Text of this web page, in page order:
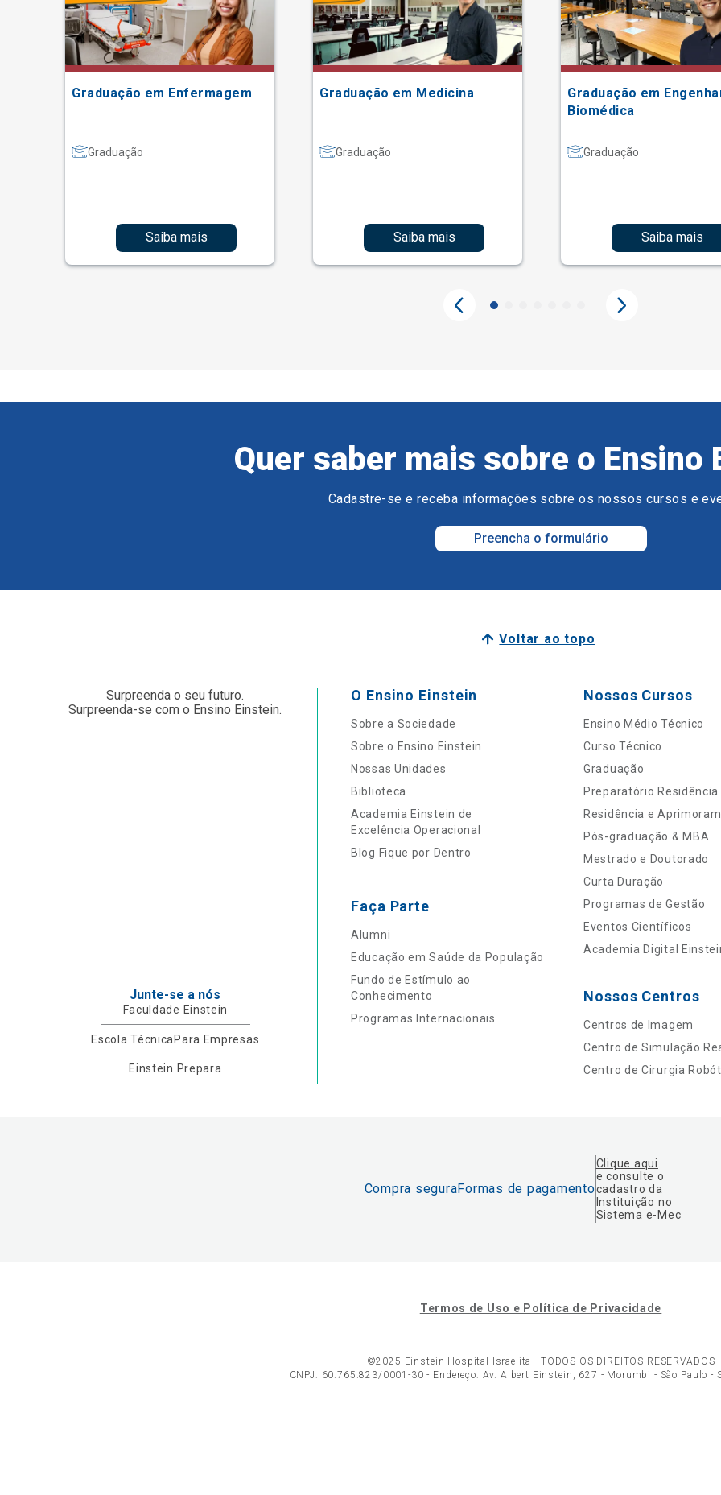
Graduação em Enfermagem
Graduação
Saiba mais
Graduação em Medicina
Graduação
Saiba mais
Graduação em
Biomédica
Graduação
Saiba mais
Quer saber mais sobre o Ensino
Cadastre-se e receba informações sobre os nossos cursos e
Preencha o formulário
Voltar ao topo
Surpreenda o seu futuro.
Surpreenda-se com o Ensino Einstein.
Junte-se a nós
Faculdade Einstein
Escola TécnicaPara Empresas
Einstein Prepara
O Ensino Einstein
Sobre a Sociedade
Sobre o Ensino Einstein
Nossas Unidades
Biblioteca
Academia Einstein de
Excelência Operacional
Blog Fique por Dentro
Faça Parte
Alumni
Educação em Saúde da População
Fundo de Estímulo ao
Conhecimento
Programas Internacionais
Nossos Cursos
Ensino Médio Técnico
Curso Técnico
Graduação
Preparatório Residência
Residência e
Pós-graduação & MBA
Mestrado e Doutorado
Curta Duração
Programas de Gestão
Eventos Científicos
Academia Digital
Nossos Centros
Centros de Imagem
Centro de Simulação
Centro de Cirurgia
Compra seguraFormas de pagamento
Clique aqui
e consulte o
cadastro da
Instituição no
Sistema e-Mec
Termos de Uso e Política de Privacidade
©2025 Einstein Hospital Israelita - TODOS OS DIREITOS RESERVADOS
CNPJ: 60.765.823/0001-30 - Endereço: Av. Albert Einstein, 627 - Morumbi - São Paulo -